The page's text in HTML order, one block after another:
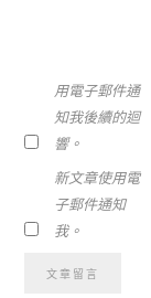
用電子郵件通
知我後續的迴
響。
新文章使用電
子郵件通知
我。